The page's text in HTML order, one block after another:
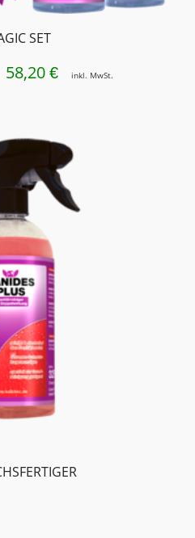
SET
URSPRÜNGLICHER
€
58,20 €AKTUELLER
58,20 €.
inkl. MwSt.